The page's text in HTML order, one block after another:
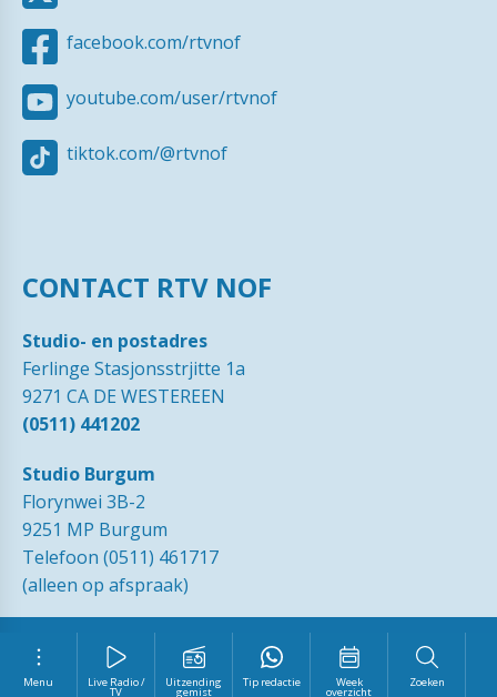
Menu Live Radio /
TV
Uitzending
gemist
Tip redactie Week
overzicht
Zoeken
facebook.com/rtvnof
youtube.com/user/rtvnof
tiktok.com/@rtvnof
CONTACT RTV NOF
Studio- en postadres
Ferlinge Stasjonsstrjitte 1a
9271 CA DE WESTEREEN
(0511) 441202
Studio Burgum
Florynwei 3B-2
9251 MP Burgum
Telefoon (0511) 461717
(alleen op afspraak)
© 1989 - 2026 RTVNOF·Contact Tip de redactie
Ingezonden
·Disclaimer ·Privacy Statement RTV NOF
Vrijwilliger
worden?